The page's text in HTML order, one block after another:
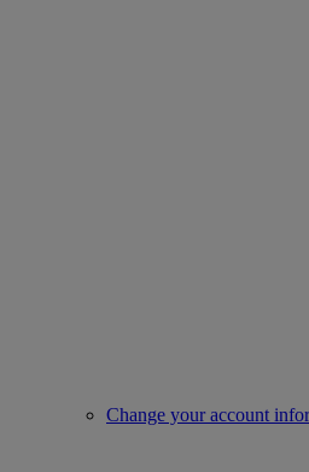
Change your account